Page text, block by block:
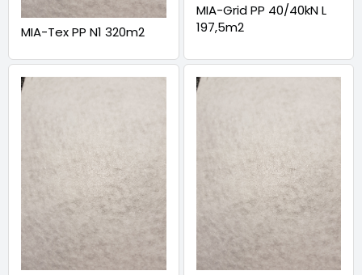
MIA-Tex PP N1 320m2
MIA-Grid PP 40/40kN L
197,5m2